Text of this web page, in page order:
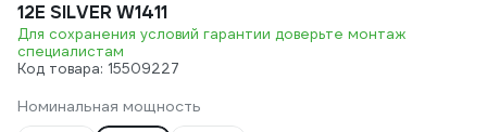
12E SILVER W1411
Для сохранения условий гарантии доверьте монтаж
специалистам
Код товара: 15509227
Номинальная мощность